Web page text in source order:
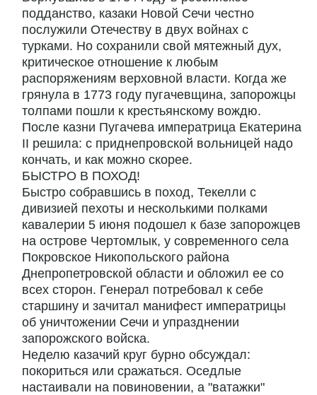
подданство, казаки Новой Сечи честно
послужили Отечеству в двух войнах с
турками. Но сохранили свой мятежный дух,
критическое отношение к любым
распоряжениям верховной власти. Когда же
грянула в 1773 году пугачевщина, запорожцы
толпами пошли к крестьянскому вождю.
После казни Пугачева императрица Екатерина
II решила: с приднепровской вольницей надо
кончать, и как можно скорее.
БЫСТРО В ПОХОД!
Быстро собравшись в поход, Текелли с
дивизией пехоты и несколькими полками
кавалерии 5 июня подошел к базе запорожцев
на острове Чертомлык, у современного села
Покровское Никопольского района
Днепропетровской области и обложил ее со
всех сторон. Генерал потребовал к себе
старшину и зачитал манифест императрицы
об уничтожении Сечи и упразднении
запорожского войска.
Неделю казачий круг бурно обсуждал:
покориться или сражаться. Оседлые
настаивали на повиновении, а "ватажки"